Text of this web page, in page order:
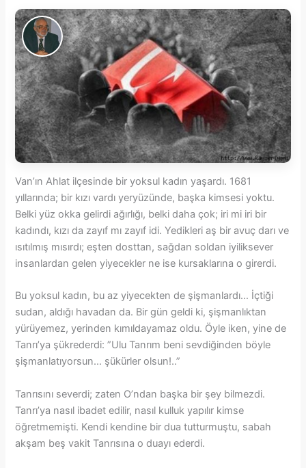
Van’ın Ahlat ilçesinde bir yoksul kadın yaşardı. 1681
yıllarında; bir kızı vardı yeryüzünde, başka kimsesi yoktu.
Belki yüz okka gelirdi ağırlığı, belki daha çok; iri mi iri bir
kadındı, kızı da zayıf mı zayıf idi. Yedikleri aş bir avuç darı ve
ısıtılmış mısırdı; eşten dosttan, sağdan soldan iyiliksever
insanlardan gelen yiyecekler ne ise kursaklarına o girerdi.
Bu yoksul kadın, bu az yiyecekten de şişmanlardı… İçtiği
sudan, aldığı havadan da. Bir gün geldi ki, şişmanlıktan
yürüyemez, yerinden kımıldayamaz oldu. Öyle iken, yine de
Tanrı’ya şükrederdi: ”Ulu Tanrım beni sevdiğinden böyle
şişmanlatıyorsun… şükürler olsun!..”
Tanrısını severdi; zaten O’ndan başka bir şey bilmezdi.
Tanrı’ya nasıl ibadet edilir, nasıl kulluk yapılır kimse
öğretmemişti. Kendi kendine bir dua tutturmuştu, sabah
akşam beş vakit Tanrısına o duayı ederdi.